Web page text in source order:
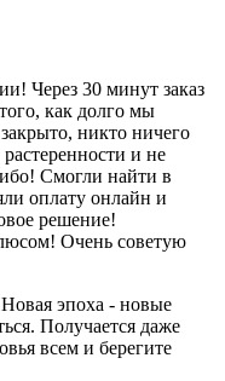
Через 30 минут заказ
как долго мы
никто ничего
и не
Смогли найти в
оплату онлайн и
решение!
Очень советую
эпоха - новые
Получается даже
всем и берегите